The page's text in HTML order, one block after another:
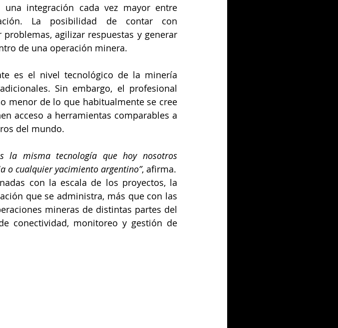
integración cada vez mayor entre
La posibilidad de contar con
agilizar respuestas y generar
de una operación minera.
es el nivel tecnológico de la minería
Sin embargo, el profesional
menor de lo que habitualmente se cree
acceso a herramientas comparables a
del mundo.
la misma tecnología que hoy nosotros
o cualquier yacimiento argentino”, afirma.
con la escala de los proyectos, la
que se administra, más que con las
mineras de distintas partes del
conectividad, monitoreo y gestión de